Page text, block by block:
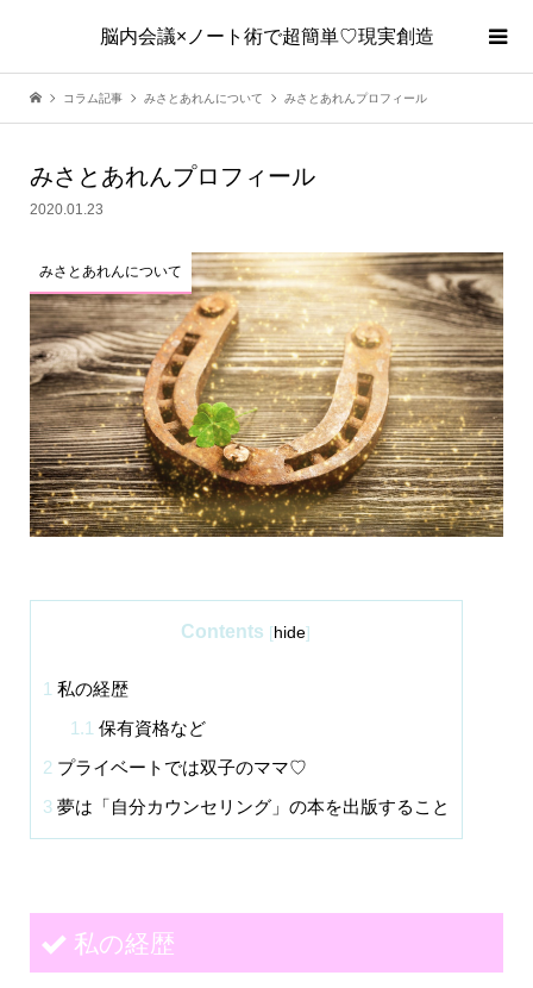
脳内会議×ノート術で超簡単♡現実創造
コラム記事 みさとあれんについて みさとあれんプロフィール
みさとあれんプロフィール
2020.01.23
みさとあれんについて
Contents [hide]
1 私の経歴
1.1 保有資格など
2 プライベートでは双子のママ♡
3夢は「自分カウンセリング」の本を出版すること
私の経歴